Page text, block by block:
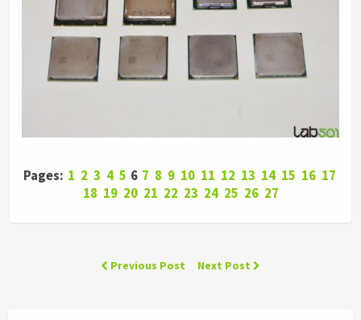
Pages: 1 2 3 4 5 6 7 8 9 10 11 12 13 14 15 16 17
18 19 20 21 22 23 24 25 26 27
Previous Post Next Post